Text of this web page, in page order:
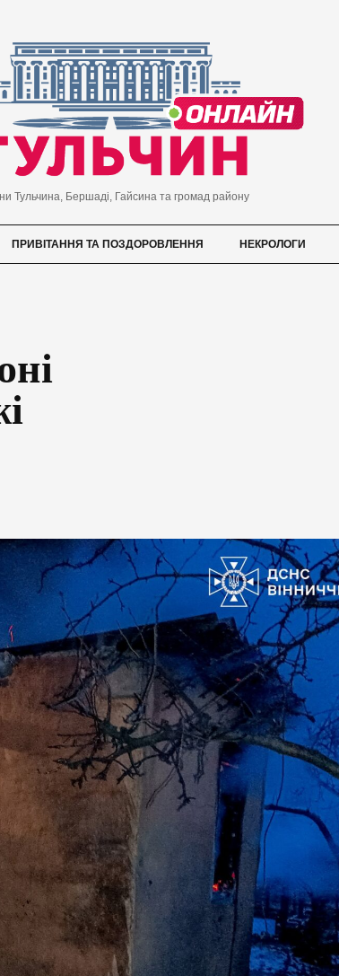
Тульчина, Бершаді, Гайсина та громад району
ПРИВІТАННЯ ТА ПОЗДОРОВЛЕННЯ НЕКРОЛОГИ